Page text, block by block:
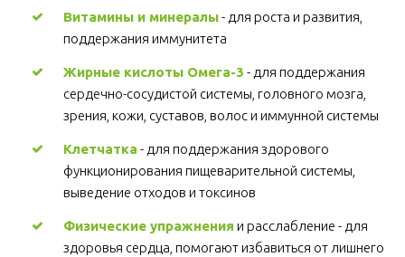
Витамины и минералы - для роста и развития,
поддержания иммунитета
Жирные кислоты Омега-3 - для поддержания
сердечно-сосудистой системы, головного мозга,
зрения, кожи, суставов, волос и иммунной системы
Клетчатка - для поддержания здорового
функционирования пищеварительной системы,
выведение отходов и токсинов
Физические упражнения и расслабление - для
здоровья сердца, помогают избавиться от лишнего